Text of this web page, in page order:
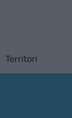
Territori